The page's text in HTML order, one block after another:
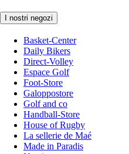
I nostri negozi
Basket-Center
Daily Bikers
Direct-Volley
Espace Golf
Foot-Store
Galoppostore
Golf and co
Handball-Store
House of Rugby
La sellerie de Maé
Made in Paradis